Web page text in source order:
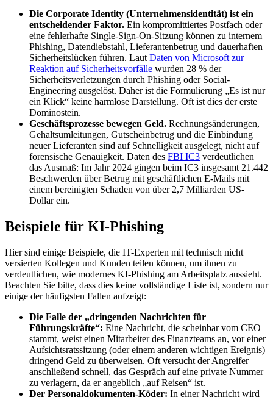
Die Corporate Identity (Unternehmensidentität) ist ein
entscheidender Faktor. Ein kompromittiertes Postfach oder
eine fehlerhafte Single-Sign-On-Sitzung können zu internem
Phishing, Datendiebstahl, Lieferantenbetrug und dauerhaften
Sicherheitslücken führen. Laut Daten von Microsoft zur
Reaktion auf Sicherheitsvorfälle wurden 28 % der
Sicherheitsverletzungen durch Phishing oder Social-
Engineering ausgelöst. Daher ist die Formulierung „Es ist nur
ein Klick“ keine harmlose Darstellung. Oft ist dies der erste
Dominostein.
Geschäftsprozesse bewegen Geld. Rechnungsänderungen,
Gehaltsumleitungen, Gutscheinbetrug und die Einbindung
neuer Lieferanten sind auf Schnelligkeit ausgelegt, nicht auf
forensische Genauigkeit. Daten des FBI IC3 verdeutlichen
das Ausmaß: Im Jahr 2024 gingen beim IC3 insgesamt 21.442
Beschwerden über Betrug mit geschäftlichen E-Mails mit
einem bereinigten Schaden von über 2,7 Milliarden US-
Dollar ein.
Beispiele für KI-Phishing
Hier sind einige Beispiele, die IT-Experten mit technisch nicht
versierten Kollegen und Kunden teilen können, um ihnen zu
verdeutlichen, wie modernes KI-Phishing am Arbeitsplatz aussieht.
Beachten Sie bitte, dass dies keine vollständige Liste ist, sondern nur
einige der häufigsten Fallen aufzeigt:
Die Falle der „dringenden Nachrichten für
Führungskräfte“: Eine Nachricht, die scheinbar vom CEO
stammt, weist einen Mitarbeiter des Finanzteams an, vor einer
Aufsichtsratssitzung (oder einem anderen wichtigen Ereignis)
dringend Geld zu überweisen. Oft versucht der Angreifer
anschließend schnell, das Gespräch auf eine private Nummer
zu verlagern, da er angeblich „auf Reisen“ ist.
Der Personaldokumenten-Köder: In einer Nachricht wird